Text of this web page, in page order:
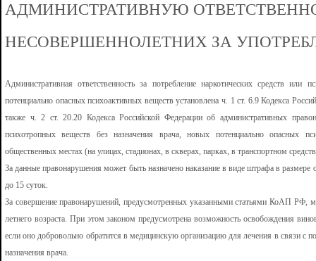
АДМИНИСТРАТИВНУЮ
НЕСОВЕРШЕННОЛЕТНИХ ЗА
Административная ответственность за потребление наркотических средств
потенциально опасных психоактивных веществ установлена ч. 1 ст. 6.9 Кодекса
также ч. 2 ст. 20.20 Кодекса Российской Федерации об административных
психотропных веществ без назначения врача, новых потенциально опасных
общественных местах (на улицах, стадионах, в скверах, парках, в транспортном
За данные правонарушения может быть назначено наказание в виде штрафа в
до 15 суток.
За совершение правонарушений, предусмотренных указанными статьями КоАП РФ,
летнего возраста. При этом законом предусмотрена возможность освобождения
если оно добровольно обратится в медицинскую организацию для лечения в связи с
назначения врача.